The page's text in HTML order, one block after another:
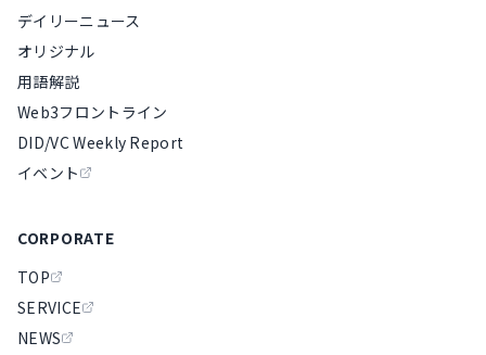
デイリーニュース
オリジナル
用語解説
Web3フロントライン
DID/VC Weekly Report
イベント
CORPORATE
TOP
SERVICE
NEWS